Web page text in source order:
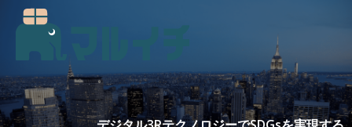
ツ
へ
ス